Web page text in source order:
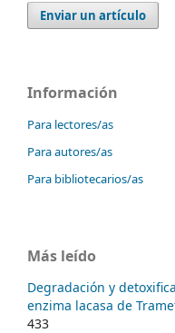
Enviar un artículo
Información
Para lectores/as
Para autores/as
Para bibliotecarios/as
Más leído
Degradación y
enzima lacasa de
433